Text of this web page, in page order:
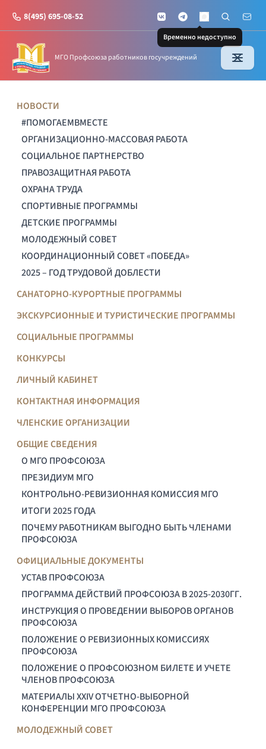
8(495) 695-08-52 VKontakteTelegramMAX
Временно недоступно
Поиск по
Почта
МГО Профсоюза работников госучреждений
НОВОСТИ
#ПОМОГАЕМВМЕСТЕ
ОРГАНИЗАЦИОННО-МАССОВАЯ РАБОТА
СОЦИАЛЬНОЕ ПАРТНЕРСТВО
ПРАВОЗАЩИТНАЯ РАБОТА
ОХРАНА ТРУДА
СПОРТИВНЫЕ ПРОГРАММЫ
ДЕТСКИЕ ПРОГРАММЫ
МОЛОДЕЖНЫЙ СОВЕТ
КООРДИНАЦИОННЫЙ СОВЕТ «ПОБЕДА»
2025 – ГОД ТРУДОВОЙ ДОБЛЕСТИ
САНАТОРНО-КУРОРТНЫЕ ПРОГРАММЫ
ЭКСКУРСИОННЫЕ И ТУРИСТИЧЕСКИЕ ПРОГРАММЫ
СОЦИАЛЬНЫЕ ПРОГРАММЫ
КОНКУРСЫ
ЛИЧНЫЙ КАБИНЕТ
КОНТАКТНАЯ ИНФОРМАЦИЯ
ЧЛЕНСКИЕ ОРГАНИЗАЦИИ
ОБЩИЕ СВЕДЕНИЯ
О МГО ПРОФСОЮЗА
ПРЕЗИДИУМ МГО
КОНТРОЛЬНО-РЕВИЗИОННАЯ КОМИССИЯ МГО
ИТОГИ 2025 ГОДА
ПОЧЕМУ РАБОТНИКАМ ВЫГОДНО БЫТЬ ЧЛЕНАМИ
ПРОФСОЮЗА
ОФИЦИАЛЬНЫЕ ДОКУМЕНТЫ
УСТАВ ПРОФСОЮЗА
ПРОГРАММА ДЕЙСТВИЙ ПРОФСОЮЗА В 2025-2030ГГ.
ИНСТРУКЦИЯ О ПРОВЕДЕНИИ ВЫБОРОВ ОРГАНОВ
ПРОФСОЮЗА
ПОЛОЖЕНИЕ О РЕВИЗИОННЫХ КОМИССИЯХ
ПРОФСОЮЗА
ПОЛОЖЕНИЕ О ПРОФСОЮЗНОМ БИЛЕТЕ И УЧЕТЕ
ЧЛЕНОВ ПРОФСОЮЗА
МАТЕРИАЛЫ XXIV ОТЧЕТНО-ВЫБОРНОЙ
КОНФЕРЕНЦИИ МГО ПРОФСОЮЗА
МОЛОДЕЖНЫЙ СОВЕТ